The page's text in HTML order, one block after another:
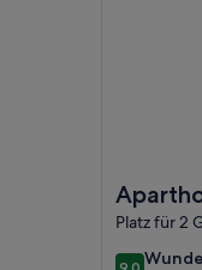
Berlin
Platz für 2